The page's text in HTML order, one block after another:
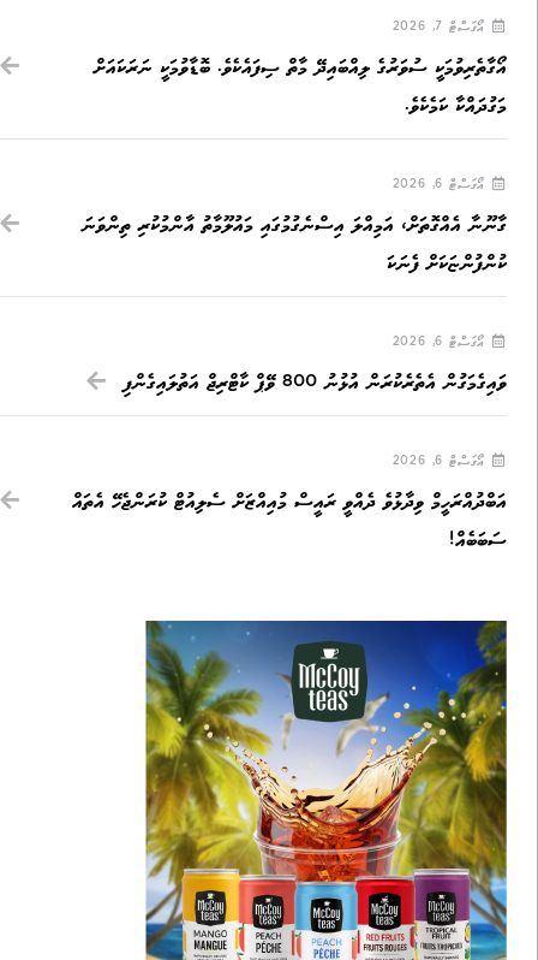
އޯގަސްޓް 7, 2026
އޯގާތެރިވުމަކީ ސުވަރުގެ ލިއްބައިދޭ މާތް ސިފައެކެވެ. ބޮޑާވުމަކީ ނަރަކައަށް
މަގުދައްކާ ކަމެކެވެ.
އޯގަސްޓް 6, 2026
ގާނޫނާ އެއްގޮތަށް، އަމިއްލަ އިސްނެގުމުގައި މައުލޫމާތު އާންމުކުރި ތިންވަނަ
ކުންފުންޏަކަށް ފެނަކަ
އޯގަސްޓް 6, 2026
ވައިގެމަގުން އެތެރެކުރަން އުޅުނު 800 ވޭޕް ކާޓްރިޖް އަތުލައިގެންފި
އޯގަސްޓް 6, 2026
އަބްދުއްރަހީމް ވިދާޅުވެ ދެއްވީ ރައީސް މުއިއްޒަށް ސެލިއުޓް ކުރަންޖެހޭ އެތައް
ސަބަބެއް!